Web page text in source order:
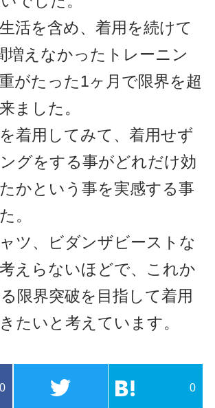
活を含め、着用を続けて
増えなかったトレーニン
がたった1ヶ月で限界を超
ました。
着用してみて、着用せず
グをする事がどれだけ効
かという事を実感する事
。
ツ、ビダンザビーストな
えらないほどで、これか
限界突破を目指して着用
たいと考えています。
0 0